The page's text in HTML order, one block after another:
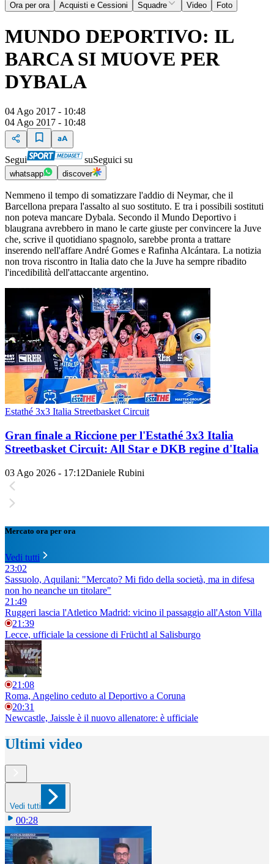
Ora per ora Acquisti e Cessioni Squadre Video Foto
MUNDO DEPORTIVO: IL
BARCA SI MUOVE PER
DYBALA
04 Ago 2017 - 10:48
04 Ago 2017 - 10:48
Segui suSeguici su
whatsapp discover
Nemmeno il tempo di somatizzare l'addio di Neymar, che il
Barcellona prepara l'assalto al suo sostituto. E tra i possibili sostituti
non poteva mancare Dybala. Secondo il Mundo Deportivo i
blaugrana avrebbero in mano le carte giuste per convincere la Juve
che, scrive il quotidiano spagnolo, sarebbe pronta a trattare
inserendo nell'affare André Gomes e Rafinha Alcántara. La notizia
non trova riscontro in Italia dato che la Juve ha sempre ribadito
l'incedibilità dell'attaccante argentino.
Estathé 3x3 Italia Streetbasket Circuit
Gran finale a Riccione per l'Estathé 3x3 Italia
Streetbasket Circuit: All Star e DKB regine d'Italia
03 Ago 2026 - 17:12Daniele Rubini
Mercato ora per ora
Vedi tutti
23:02
Sassuolo, Aquilani: "Mercato? Mi fido della società, ma in difesa
non ho neanche un titolare"
21:49
Ruggeri lascia l'Atletico Madrid: vicino il passaggio all'Aston Villa
21:39
Lecce, ufficiale la cessione di Früchtl al Salisburgo
21:08
Roma, Angelino ceduto al Deportivo a Coruna
20:31
Newcastle, Jaissle è il nuovo allenatore: è ufficiale
Ultimi video
Vedi tutti
00:28